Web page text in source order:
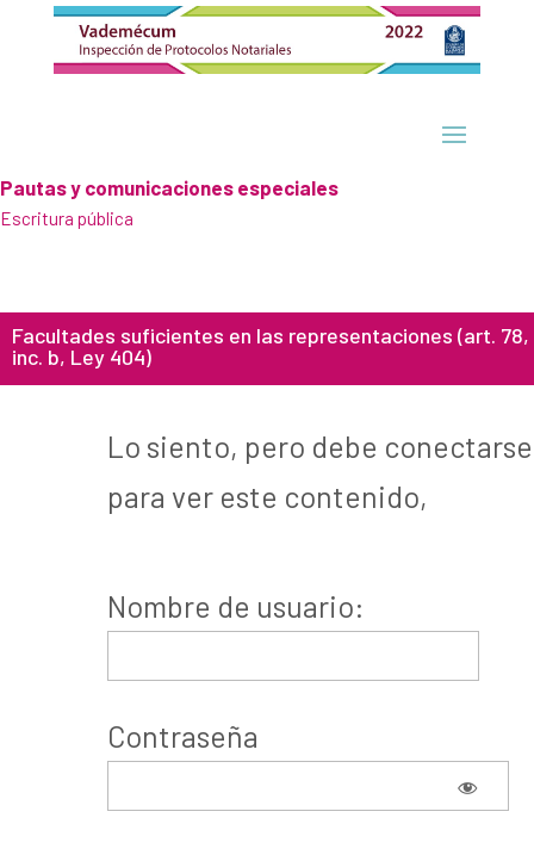
Pautas y comunicaciones especiales
Escritura pública
Facultades suficientes en las representaciones (art. 78,
inc. b, Ley 404)
Lo siento, pero debe conectarse
para ver este contenido,
Nombre de usuario:
Contraseña